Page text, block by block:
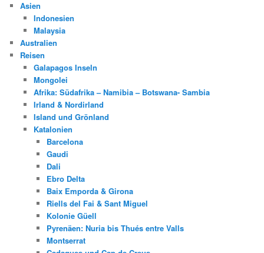
Asien
Indonesien
Malaysia
Australien
Reisen
Galapagos Inseln
Mongolei
Afrika: Südafrika – Namibia – Botswana- Sambia
Irland & Nordirland
Island und Grönland
Katalonien
Barcelona
Gaudi
Dali
Ebro Delta
Baix Emporda & Girona
Riells del Fai & Sant Miguel
Kolonie Güell
Pyrenäen: Nuria bis Thués entre Valls
Montserrat